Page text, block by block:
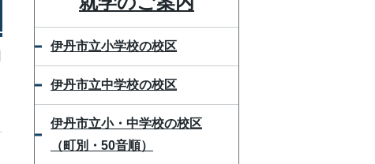
伊丹市立小学校の校区
伊丹市立中学校の校区
伊丹市立小・中学校の校区
（町別・50音順）